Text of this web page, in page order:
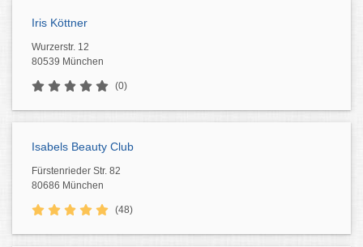
Iris Köttner
Wurzerstr. 12
80539 München
(0)
Isabels Beauty Club
Fürstenrieder Str. 82
80686 München
(48)